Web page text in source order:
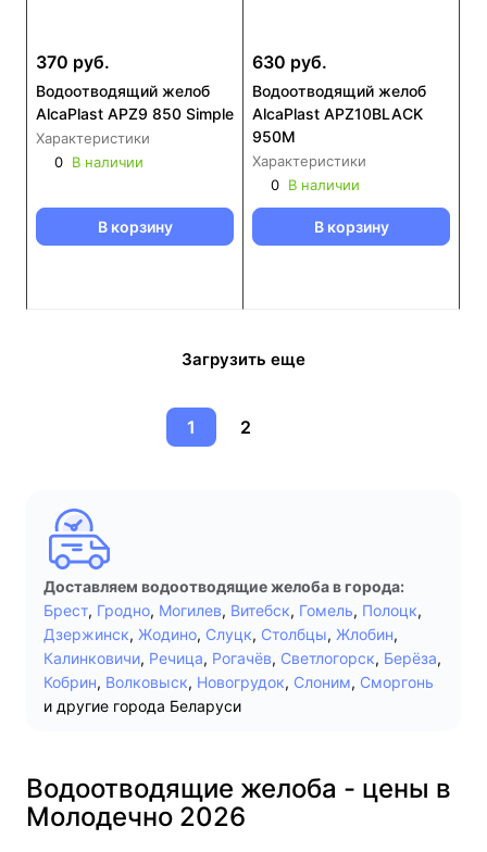
370 руб.
Водоотводящий желоб
AlcaPlast APZ9 850 Simple
Характеристики
0 В наличии
В корзину
630 руб.
Водоотводящий желоб
AlcaPlast APZ10BLACK
950M
Характеристики
0 В наличии
В корзину
Загрузить еще
1 2
Доставляем водоотводящие желоба в города:
Брест, Гродно, Могилев, Витебск, Гомель, Полоцк,
Дзержинск, Жодино, Слуцк, Столбцы, Жлобин,
Калинковичи, Речица, Рогачёв, Светлогорск, Берёза,
Кобрин, Волковыск, Новогрудок, Слоним, Сморгонь
и другие города Беларуси
Водоотводящие желоба - цены в
Молодечно 2026